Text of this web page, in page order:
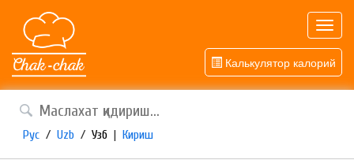
Калькулятор калорий
Рус / Uzb / Узб | Кириш